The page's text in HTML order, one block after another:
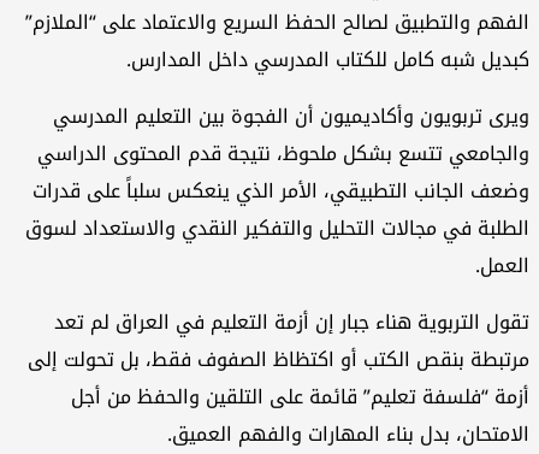
الفهم والتطبيق لصالح الحفظ السريع والاعتماد على “الملازم”
كبديل شبه كامل للكتاب المدرسي داخل المدارس.
ويرى تربويون وأكاديميون أن الفجوة بين التعليم المدرسي
والجامعي تتسع بشكل ملحوظ، نتيجة قدم المحتوى الدراسي
وضعف الجانب التطبيقي، الأمر الذي ينعكس سلباً على قدرات
الطلبة في مجالات التحليل والتفكير النقدي والاستعداد لسوق
العمل.
تقول التربوية هناء جبار إن أزمة التعليم في العراق لم تعد
مرتبطة بنقص الكتب أو اكتظاظ الصفوف فقط، بل تحولت إلى
أزمة “فلسفة تعليم” قائمة على التلقين والحفظ من أجل
الامتحان، بدل بناء المهارات والفهم العميق.